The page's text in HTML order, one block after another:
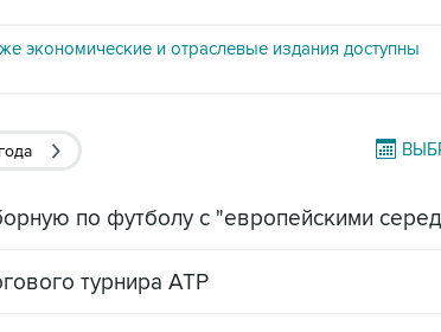
экономические и отраслевые издания доступны
по футболу с "европейскими
турнира АТР